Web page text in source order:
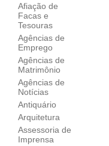
Afiação de
Facas e
Tesouras
Agências de
Emprego
Agências de
Matrimônio
Agências de
Notícias
Antiquário
Arquitetura
Assessoria de
Imprensa